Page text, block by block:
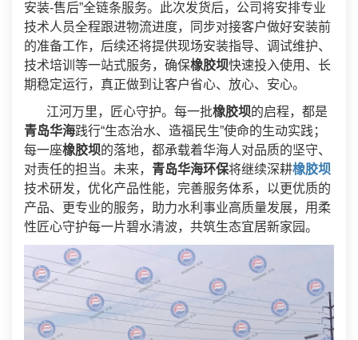
安装-售后”全链条服务。此次发货后，公司将安排专业
技术人员全程跟进物流进度，同步对接客户做好安装前
的准备工作，后续还将提供现场安装指导、调试维护、
技术培训等一站式服务，确保橡胶坝快速投入使用、长
期稳定运行，真正做到让客户省心、放心、安心。
江河万里，匠心守护。每一批橡胶坝的启程，都是
青岛华海践行“生态治水、造福民生”使命的生动实践；
每一座橡胶坝的落地，都承载着华海人对品质的坚守、
对责任的担当。未来， 青岛华海环保将继续深耕橡胶坝
技术研发，优化产品性能，完善服务体系，以更优质的
产品、更专业的服务，助力水利事业高质量发展，用柔
性匠心守护每一片碧水清波，共筑生态宜居新家园。